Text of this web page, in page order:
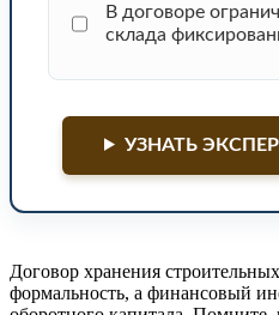
В договоре
склада
УЗНАТЬ
Договор хранения
формальность, а финансовый